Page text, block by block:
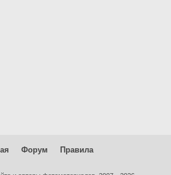
Форум Правила